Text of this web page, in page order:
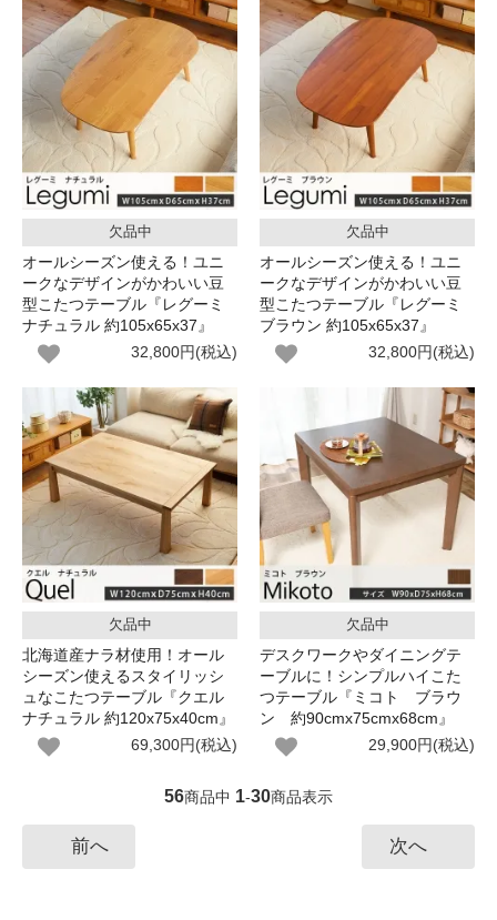
欠品中
オールシーズン使える！ユニ
ークなデザインがかわいい豆
型こたつテーブル『レグーミ
ナチュラル 約105x65x37』
32,800円(税込)
欠品中
オールシーズン使える！ユニ
ークなデザインがかわいい豆
型こたつテーブル『レグーミ
ブラウン 約105x65x37』
32,800円(税込)
欠品中
北海道産ナラ材使用！オール
シーズン使えるスタイリッシ
ュなこたつテーブル『クエル
ナチュラル 約120x75x40cm』
69,300円(税込)
欠品中
デスクワークやダイニングテ
ーブルに！シンプルハイこた
つテーブル『ミコト ブラウ
ン 約90cmx75cmx68cm』
29,900円(税込)
56商品中 1-30商品表示
前へ 次へ